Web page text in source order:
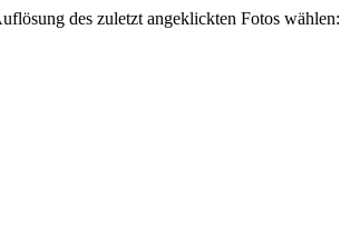
des zuletzt angeklickten Fotos wählen: